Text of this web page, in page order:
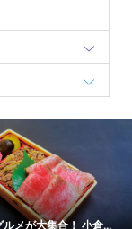
尾台で「ちょっとこ...